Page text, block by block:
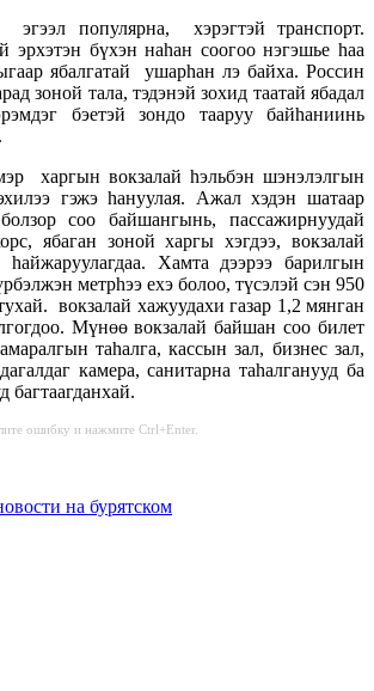
эгээл популярна, хэрэгтэй транспорт.
бүхэн наhан соогоо нэгэшье hаа
ябалгатай ушарhан лэ байха. Россин
зоной тала, тэдэнэй зохид таатай ябадал
бэетэй зондо тааруу байhаниинь
харгын вокзалай hэльбэн шэнэлэлгын
гэжэ hануулая. Ажал хэдэн шатаар
соо байшангынь, пассажирнуудай
ябаган зоной харгы хэгдээ, вокзалай
Хамта дээрээ барилгын
метрhээ ехэ болоо, түсэлэй сэн 950
вокзалай хажуудахи газар 1,2 мянган
Мүнөө вокзалай байшан соо билет
таhалга, кассын зал, бизнес зал,
камера, санитарна таhалганууд ба
багтаагданхай.
ошибку и нажмите Ctrl+Enter.
на бурятском